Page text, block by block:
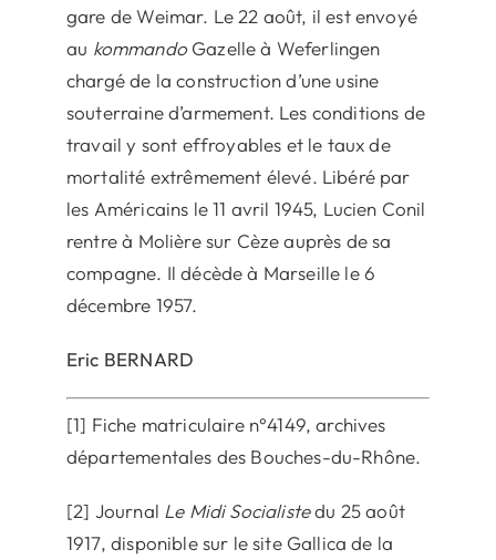
gare de Weimar. Le 22 août, il est envoyé
au kommandoGazelle à Weferlingen
chargé de la construction d’une usine
souterraine d’armement. Les conditions de
travail y sont effroyables et le taux de
mortalité extrêmement élevé. Libéré par
les Américains le 11 avril 1945, Lucien Conil
rentre à Molière sur Cèze auprès de sa
compagne. Il décède à Marseille le 6
décembre 1957.
Eric BERNARD
[1] Fiche matriculaire n°4149, archives
départementales des Bouches-du-Rhône.
[2] Journal Le Midi Socialistedu 25 août
1917, disponible sur le site Gallica de la